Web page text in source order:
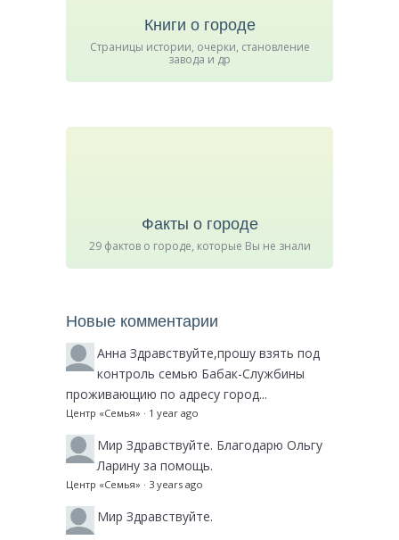
Книги о городе
Страницы истории, очерки, становление
завода и др
Факты о городе
29 фактов о городе, которые Вы не знали
Новые комментарии
Анна Здравствуйте,прошу взять под
контроль семью Бабак-Службины
проживающию по адресу город...
Центр «Семья» · 1 year ago
Мир Здравствуйте. Благодарю Ольгу
Ларину за помощь.
Центр «Семья» · 3 years ago
Мир Здравствуйте.